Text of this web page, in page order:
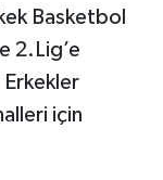
Basketbol
2.Lig’e
Erkekler
için